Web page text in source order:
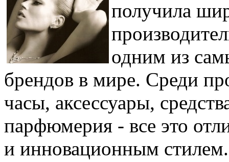
получила
одним из
брендов в мире. Среди
часы, аксессуары,
парфюмерия - все это
и инновационным